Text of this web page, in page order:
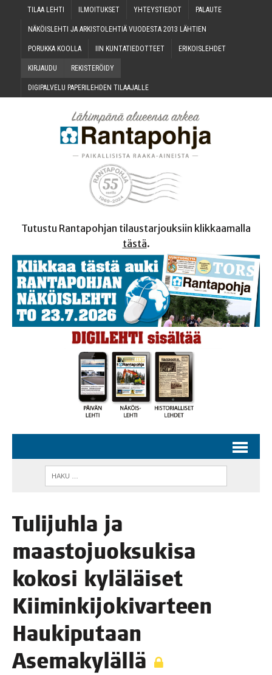
TILAA LEH­TI ILMOI­TUK­SET YHTEYS­TIE­DOT PALAU­TE
NÄKÖIS­LEH­TI JA ARKIS­TO­LEH­TIÄ VUO­DES­TA 2013 LÄHTIEN
PORUK­KA KOOLLA IIN KUN­TA­TIE­DOT­TEET ERI­KOIS­LEH­DET
KIR­JAU­DU REKIS­TE­RÖI­DY
DIGI­PAL­VE­LU PAPE­RI­LEH­DEN TILAAJALLE
Tutustu Rantapohjan tilaustarjouksiin klikkaamalla
tästä.
Tuli­juh­la ja
maas­to­juok­su­ki­sa
koko­si kylä­läi­set
Kii­min­ki­jo­ki­var­teen
Hau­ki­pu­taan
Asemakylällä